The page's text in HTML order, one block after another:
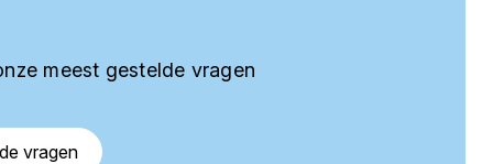
meest gestelde vragen
vragen